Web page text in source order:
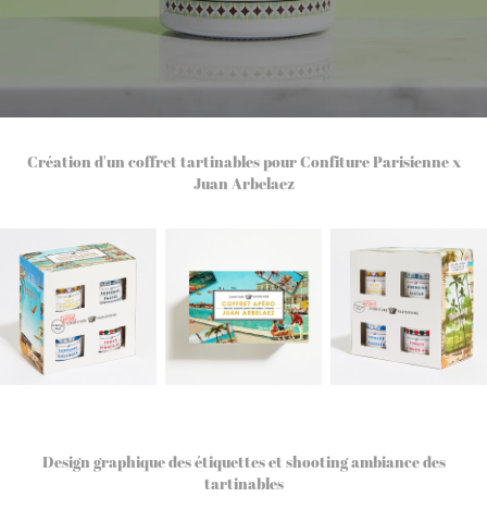
Création d'un coffret tartinables pour Confiture Parisienne x
Juan Arbelaez
Design graphique des étiquettes et shooting ambiance des
tartinables